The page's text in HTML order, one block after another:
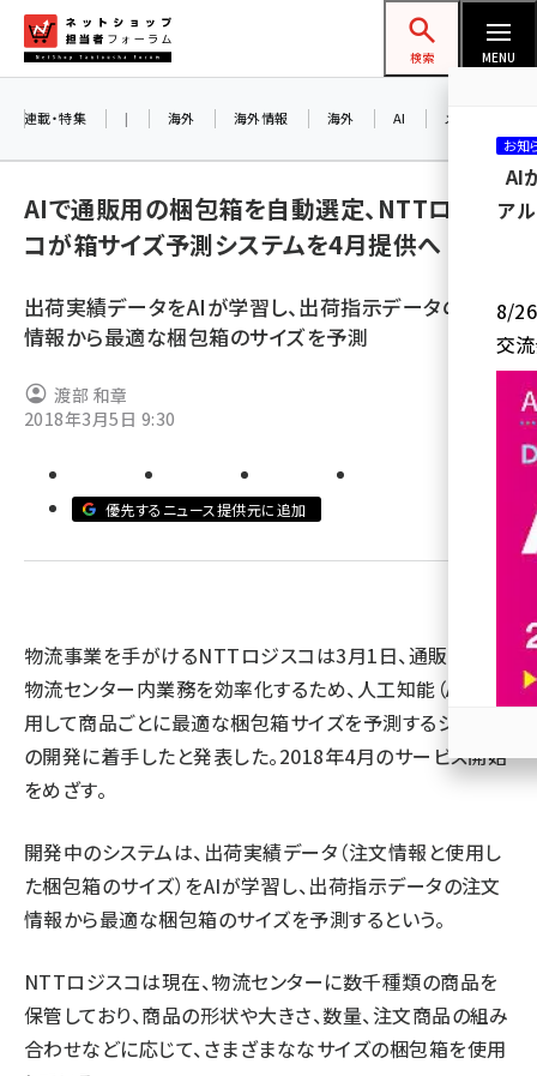
ン
ネットショップ担当者フォーラム
検索 MENU
yahoo (1896)
ecbeing (1204)
base (1068)
連載・特集 | 海外 海外情報 海外 AI メタバース
AIで通販用の梱包箱を自動選定、NTTロジス
コが箱サイズ予測システムを4月提供へ
出荷実績データをAIが学習し、出荷指示データの注文
情報から最適な梱包箱のサイズを予測
渡部 和章
2018年3月5日 9:30
優先するニュース提供元に追加
物流事業を手がけるNTTロジスコは3月1日、通販・ECの
物流センター内業務を効率化するため、人工知能（AI）を活
用して商品ごとに最適な梱包箱サイズを予測するシステム
の開発に着手したと発表した。2018年4月のサービス開始
をめざす。
開発中のシステムは、出荷実績データ（注文情報と使用し
た梱包箱のサイズ）をAIが学習し、出荷指示データの注文
情報から最適な梱包箱のサイズを予測するという。
NTTロジスコは現在、物流センターに数千種類の商品を
保管しており、商品の形状や大きさ、数量、注文商品の組み
合わせなどに応じて、さまざまななサイズの梱包箱を使用
お知
AI
ア
8/26
交
参